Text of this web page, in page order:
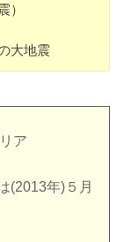
）
大地震
ア
(2013年)５月